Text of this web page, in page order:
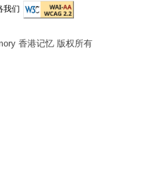
我们
香港记忆 版权所有